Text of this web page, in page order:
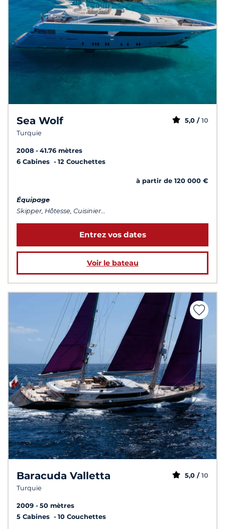
Sea Wolf
Turquie
5,0 / 10
2008
41.76 mètres
6 Cabines
12 Couchettes
à partir de 120 000 €
Équipage
Skipper, Hôtesse, Cuisinier...
Entrez vos dates
Voir le bateau
Baracuda Valletta
Turquie
5,0 / 10
2009
50 mètres
5 Cabines
10 Couchettes